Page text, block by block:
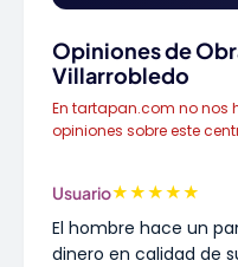
Opiniones de
Villarrobledo
En tartapan.com no nos
opiniones sobre este
Usuario★★★★★
El hombre hace un
dinero en calidad de